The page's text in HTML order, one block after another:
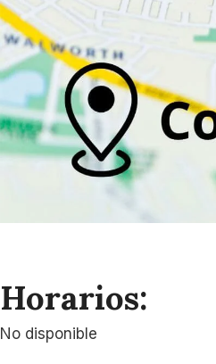
Horarios:
No disponible